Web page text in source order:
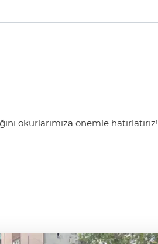
okurlarımıza önemle hatırlatırız!